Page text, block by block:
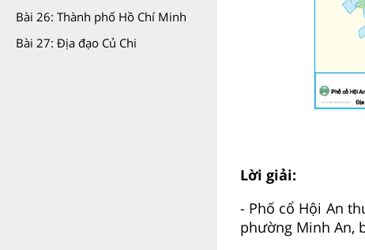
Bài 26: Thành phố Hồ Chí Minh
Bài 27: Địa đạo Củ Chi
Lời giải:
- Phố cổ Hội An
phường Minh An,